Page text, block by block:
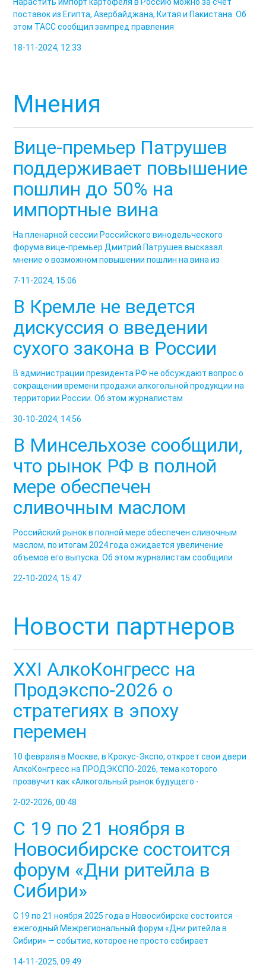
поставок из Египта, Азербайджана, Китая и Пакистана. Об
этом ТАСС сообщил зампред правления
18-11-2024, 12:33
Мнения
Вице-премьер Патрушев
поддерживает повышение
пошлин до 50% на
импортные вина
На пленарной сессии Российского винодельческого
форума вице-премьер Дмитрий Патрушев высказал
мнение о возможном повышении пошлин на вина из
7-11-2024, 15:06
В Кремле не ведется
дискуссия о введении
сухого закона в России
В администрации президента РФ не обсуждают вопрос о
сокращении времени продажи алкогольной продукции на
территории России. Об этом журналистам
30-10-2024, 14:56
В Минсельхозе сообщили,
что рынок РФ в полной
мере обеспечен
сливочным маслом
Российский рынок в полной мере обеспечен сливочным
маслом, по итогам 2024 года ожидается увеличение
объемов его выпуска. Об этом журналистам сообщили
22-10-2024, 15:47
Новости партнеров
XXI АлкоКонгресс на
Продэкспо-2026 о
стратегиях в эпоху
перемен
10 февраля в Москве, в Крокус-Экспо, откроет свои двери
АлкоКонгресс на ПРОДЭКСПО-2026, тема которого
прозвучит как «Алкогольный рынок будущего -
2-02-2026, 00:48
С 19 по 21 ноября в
Новосибирске состоится
форум «Дни ритейла в
Сибири»
С 19 по 21 ноября 2025 года в Новосибирске состоится
ежегодный Межрегиональный форум «Дни ритейла в
Сибири» — событие, которое не просто собирает
14-11-2025, 09:49